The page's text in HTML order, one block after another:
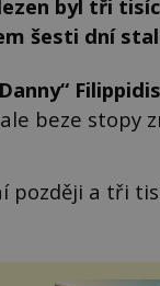
byl tři
šesti dní
Filippidis
beze stopy
později a tři